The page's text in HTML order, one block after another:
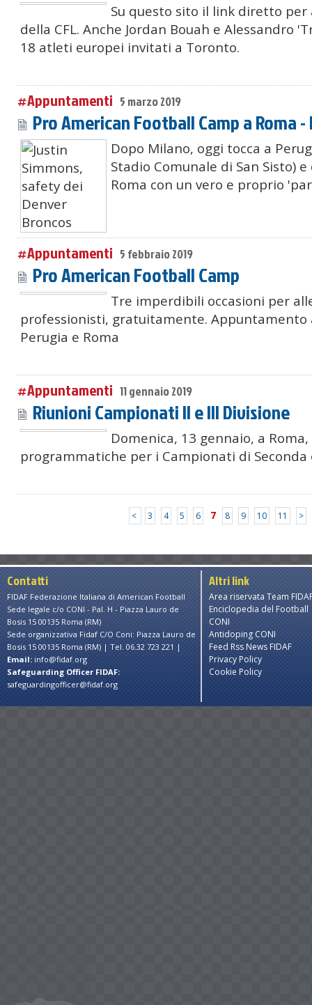
Su questo sito il link diretto per
della CFL. Anche Jordan Bouah e Alessandro
18 atleti europei invitati a Toronto.
#Appuntamenti 5 marzo 2019
Pro American Football Camp a Roma
Dopo Milano, oggi tocca a
Stadio Comunale di San Sisto)
Roma con un vero e proprio
#Appuntamenti 5 febbraio 2019
Pro American Football Camp
Tre imperdibili occasioni per
professionisti, gratuitamente. Appuntamento
Perugia e Roma
#Appuntamenti 11 gennaio 2019
Riunioni Campionati II e III Divisione
Domenica, 13 gennaio, a
programmatiche per i Campionati di Seconda
< 3 4 5 6 7 8 9 10 11 >
Contatti
FIDAF Federazione Italiana di American Football
Sede legale c/o CONI - Pal. H - Piazza Lauro de
Bosis 15 00135 Roma (RM)
Sede organizzativa Fidaf C/O Coni: Piazza Lauro de
Bosis 15 00135 Roma (RM) | Tel. 06.32 723 221 |
Email: info@fidaf.org
Safeguarding Officer FIDAF:
safeguardingofficer@fidaf.org
Altri link
Area riservata Team
Enciclopedia del Football
CONI
Antidoping CONI
Feed Rss News FIDAF
Privacy Policy
Cookie Policy